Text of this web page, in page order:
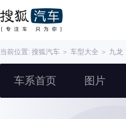
当前位置: 搜狐汽车 ＞ 车型大全 ＞ 九龙
车系首页 图片